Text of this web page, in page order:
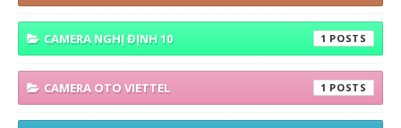
CAMERA NGHỊ ĐỊNH 10 1
CAMERA OTO VIETTEL 1